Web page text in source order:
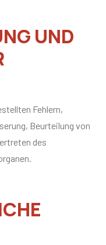
UND
Fehlern,
Beurteilung von
des